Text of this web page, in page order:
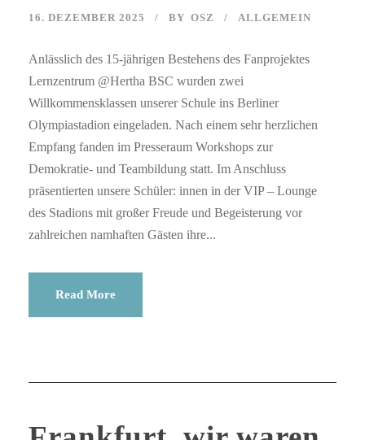
16. DEZEMBER 2025 BY OSZ ALLGEMEIN
Anlässlich des 15-jährigen Bestehens des Fanprojektes
Lernzentrum @Hertha BSC wurden zwei
Willkommensklassen unserer Schule ins Berliner
Olympiastadion eingeladen. Nach einem sehr herzlichen
Empfang fanden im Presseraum Workshops zur
Demokratie- und Teambildung statt. Im Anschluss
präsentierten unsere Schüler: innen in der VIP – Lounge
des Stadions mit großer Freude und Begeisterung vor
zahlreichen namhaften Gästen ihre...
Read More